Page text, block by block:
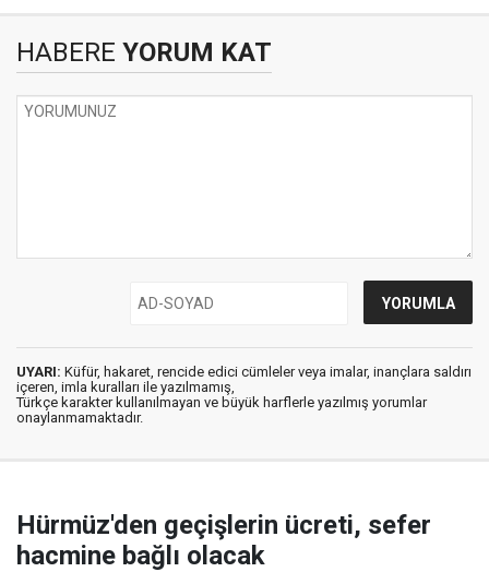
HABERE YORUM KAT
UYARI: Küfür, hakaret, rencide edici cümleler veya imalar, inançlara saldırı
içeren, imla kuralları ile yazılmamış,
Türkçe karakter kullanılmayan ve büyük harflerle yazılmış yorumlar
onaylanmamaktadır.
Hürmüz'den geçişlerin ücreti, sefer
hacmine bağlı olacak